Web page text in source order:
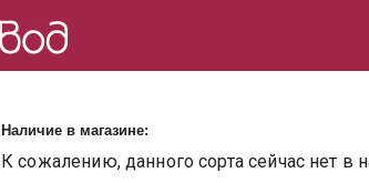
Наличие в магазине:
К сожалению, данного сорта сейчас нет в